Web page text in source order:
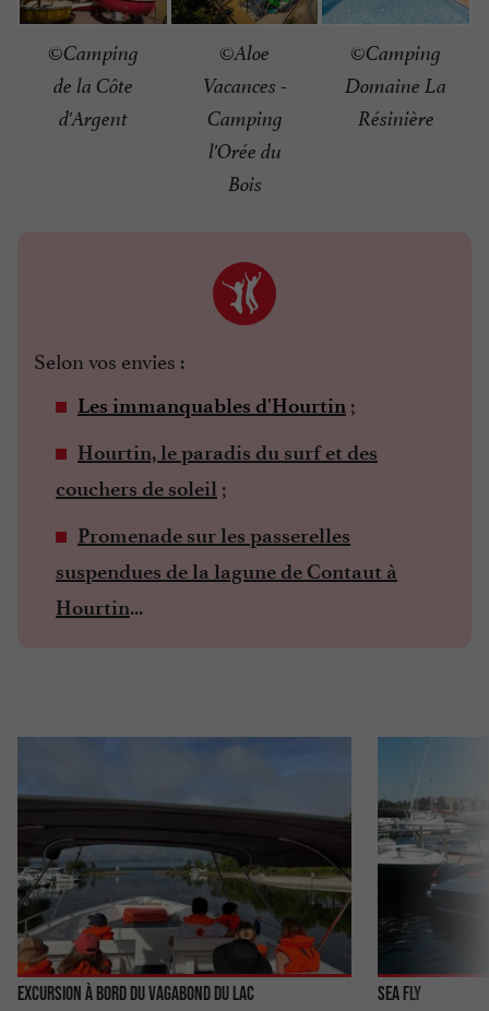
©Camping
de la Côte
d'Argent
©Aloe
Vacances -
Camping
l'Orée du
Bois
©Camping
Domaine La
Résinière
Selon vos envies :
Les immanquables d'Hourtin ;
Hourtin, le paradis du surf et des
couchers de soleil ;
Promenade sur les passerelles
suspendues de la lagune de Contaut à
Hourtin...
Excursion à bord du Vagabond du Lac Sea Fly